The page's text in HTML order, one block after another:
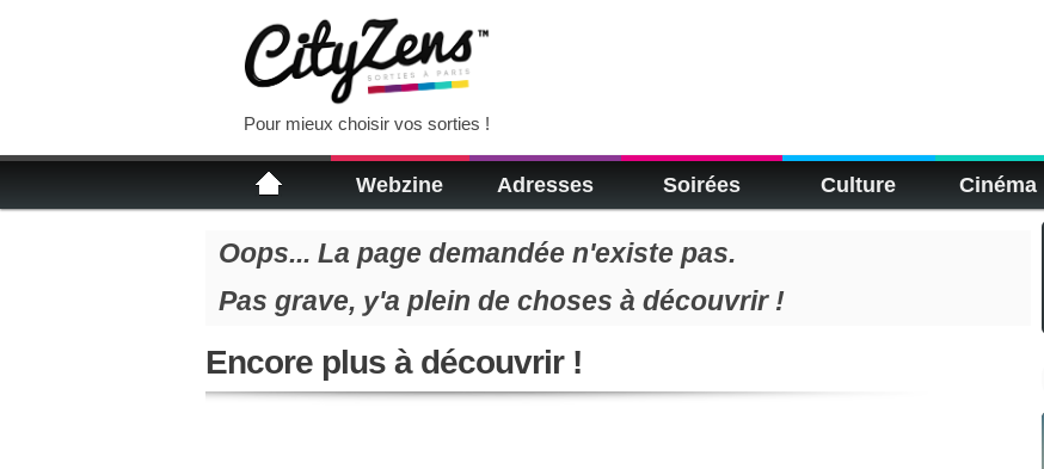
Pour mieux choisir vos sorties !
Webzine Adresses Soirées Culture Cinéma
Oops... La page demandée n'existe pas.
Pas grave, y'a plein de choses à découvrir !
Encore plus à découvrir !